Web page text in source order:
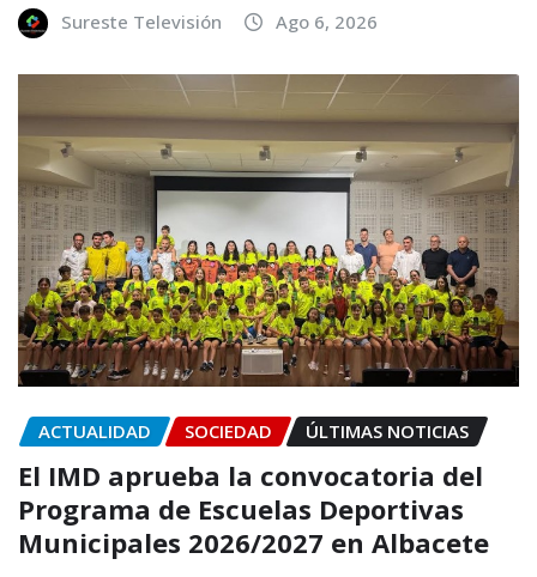
Sureste Televisión Ago 6, 2026
ACTUALIDAD SOCIEDAD ÚLTIMAS NOTICIAS
El IMD aprueba la convocatoria del
Programa de Escuelas Deportivas
Municipales 2026/2027 en Albacete